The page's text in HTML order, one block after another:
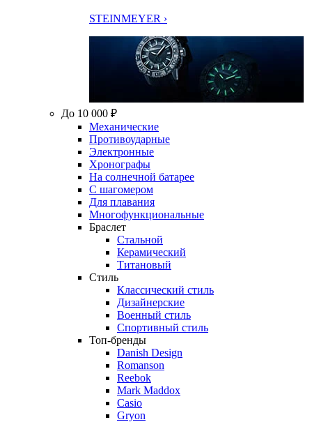
STEINMEYER ›
До 10 000 ₽
Механические
Противоударные
Электронные
Хронографы
На солнечной батарее
С шагомером
Для плавания
Многофункциональные
Браслет
Стальной
Керамический
Титановый
Стиль
Классический стиль
Дизайнерские
Военный стиль
Спортивный стиль
Топ-бренды
Danish Design
Romanson
Reebok
Mark Maddox
Casio
Gryon